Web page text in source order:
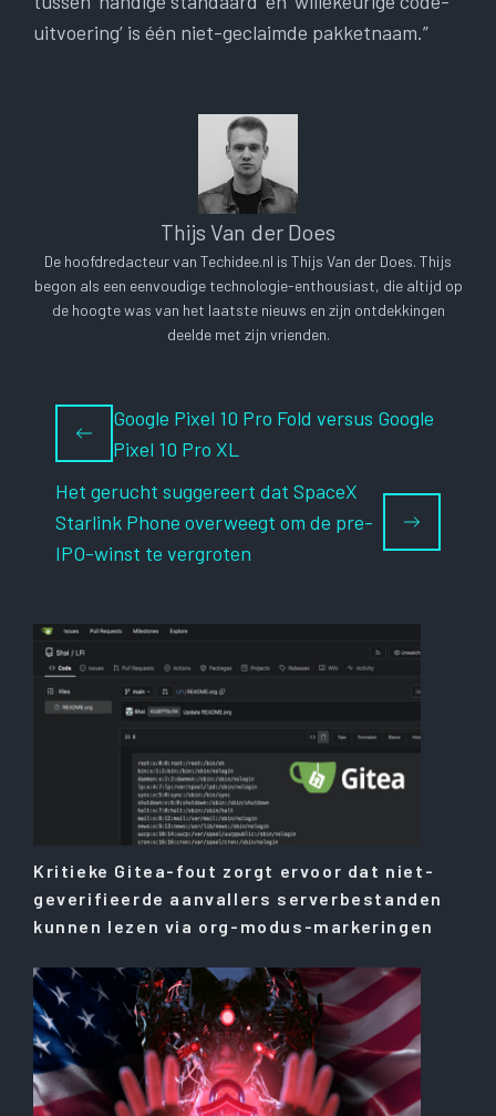
uitvoering’ is één niet-geclaimde pakketnaam.”
Thijs Van der Does
De hoofdredacteur van Techidee.nl is Thijs Van der Does. Thijs
begon als een eenvoudige technologie-enthousiast, die altijd op
de hoogte was van het laatste nieuws en zijn ontdekkingen
deelde met zijn vrienden.
Google Pixel 10 Pro Fold versus Google
Pixel 10 Pro XL
Het gerucht suggereert dat SpaceX
Starlink Phone overweegt om de pre-
IPO-winst te vergroten
Kritieke Gitea-fout zorgt ervoor dat niet-
geverifieerde aanvallers serverbestanden
kunnen lezen via org-modus-markeringen